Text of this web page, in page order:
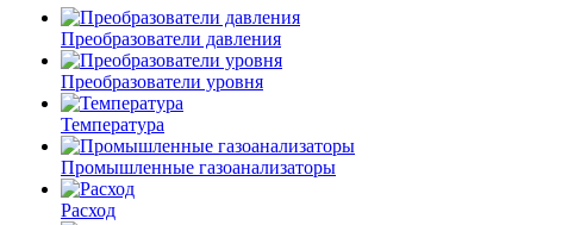
Преобразователи давления
Преобразователи уровня
Температура
Промышленные газоанализаторы
Расход